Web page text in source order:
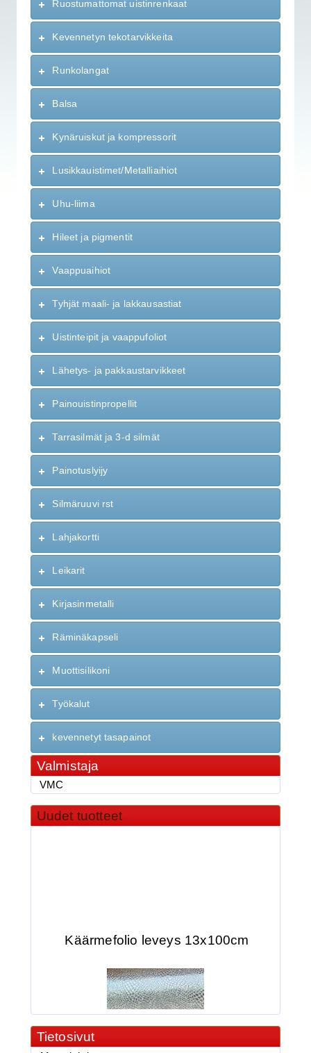
Ruostumattomat uistinrenkaat
Kevennetyn tekotarvikkeita
Runkolangat
Balsa
Kynäruiskut ja kompressorit
Lusikkauistimet/Metalliaihiot
Uhu-liima
Hileet ja pigmentit
Vaappuaihiot
Tyhjät maali- ja lakkausastiat
Uistinteipit ja vaappufoliot
Lähetys- ja pakkaustarvikkeet
Painouistinpropellit
Tarrasilmät ja 3-d silmät
Painotuslyijy
Silmäruuvi rst
Lahjakortti
Leikarit
Kirjasinmetalli
Räminäkapseli
Muottisilikoni
Työkalut
kevennetyt tasapainot
Valmistaja
VMC
Uudet tuotteet
Käärmefolio leveys 13x100cm
Tietosivut